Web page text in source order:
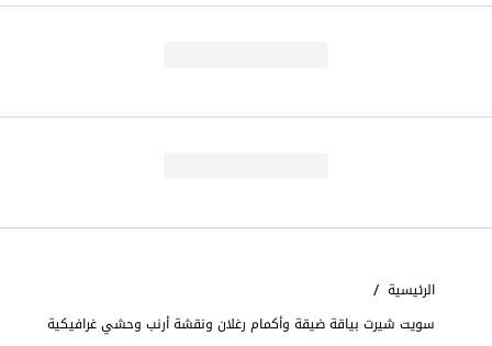
الرئيسية /
سويت شيرت بياقة ضيقة وأكمام رغلان ونقشة أرنب وحشي غرافيكية